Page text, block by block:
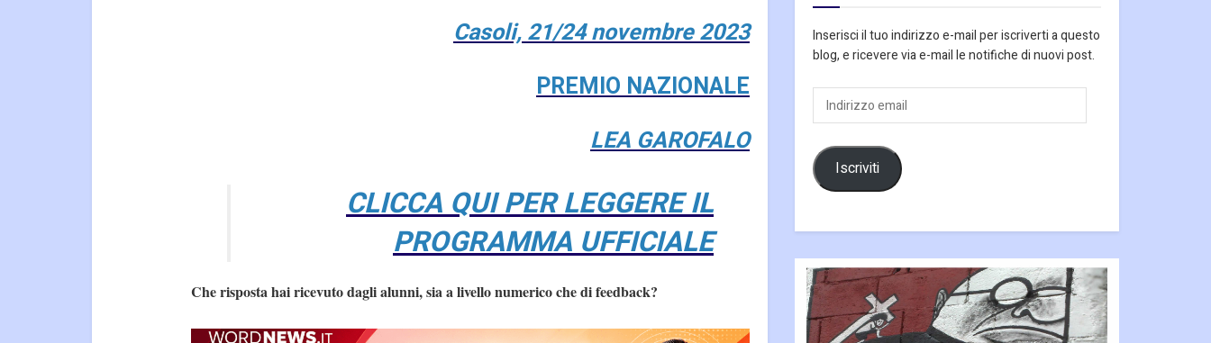
Casoli, 21/24 novembre 2023
PREMIO NAZIONALE
LEA GAROFALO
CLICCA QUI PER LEGGERE IL
PROGRAMMA UFFICIALE
Che risposta hai ricevuto dagli alunni, sia a livello numerico che di feedback?
Inserisci il tuo indirizzo e-mail per iscriverti a questo
blog, e ricevere via e-mail le notifiche di nuovi post.
Indirizzo
email
Iscriviti